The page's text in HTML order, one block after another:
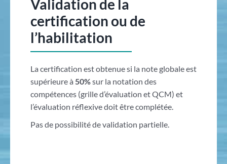
Validation de la
certification ou de
l’habilitation
La certification est obtenue si la note globale est
supérieure à 50%sur la notation des
compétences (grille d’évaluation et QCM) et
l’évaluation réflexive doit être complétée.
Pas de possibilité de validation partielle.